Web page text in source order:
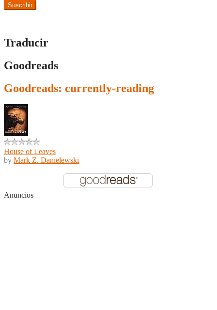
Suscribir
Traducir
Goodreads
Goodreads: currently-reading
House of Leaves
by Mark Z. Danielewski
Anuncios